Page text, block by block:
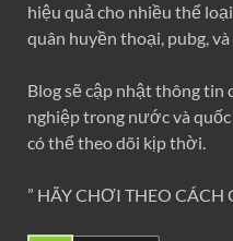
hiệu quả cho nhiều thể
quân huyền thoại, pubg,
Blog sẽ cập nhật thông tin
nghiệp trong nước và quốc
có thể theo dõi kịp thời.
” HÃY CHƠI THEO CÁCH